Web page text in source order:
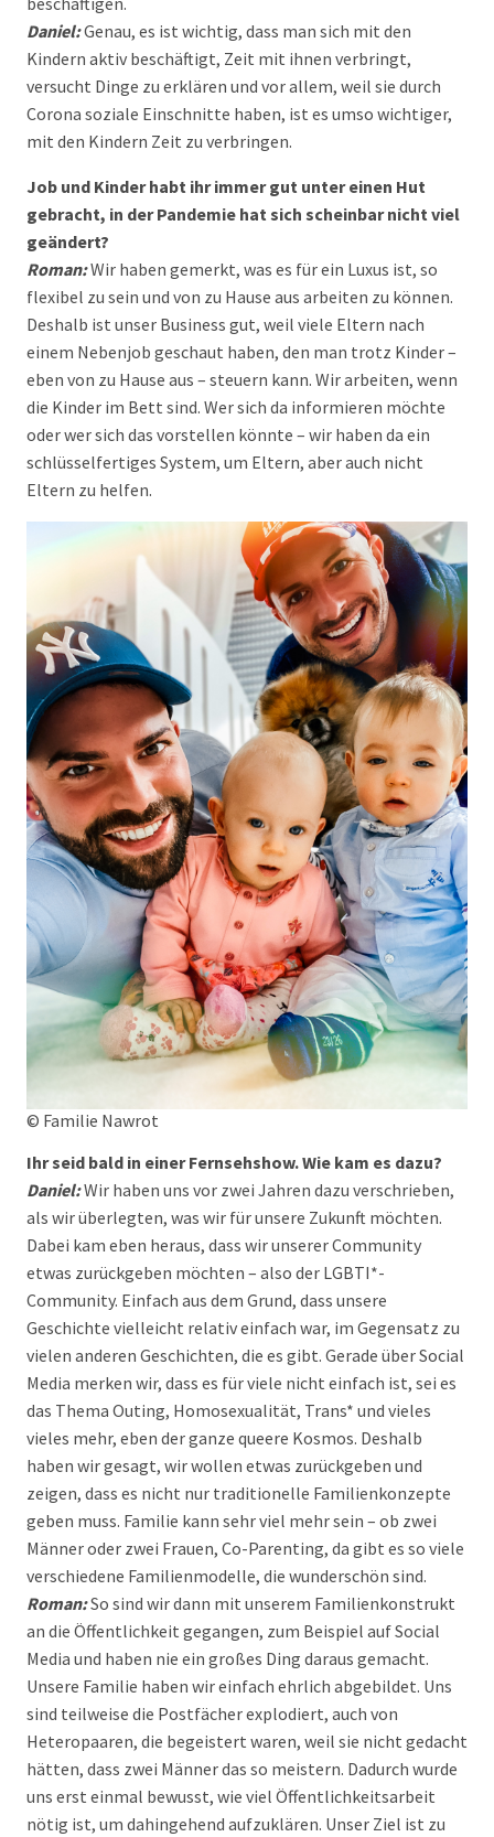
Daniel:Genau, es ist wichtig, dass man sich mit den
Kindern aktiv beschäftigt, Zeit mit ihnen verbringt,
versucht Dinge zu erklären und vor allem, weil sie durch
Corona soziale Einschnitte haben, ist es umso wichtiger,
mit den Kindern Zeit zu verbringen.
Job und Kinder habt ihr immer gut unter einen Hut
gebracht, in der Pandemie hat sich scheinbar nicht viel
geändert?
Roman:Wir haben gemerkt, was es für ein Luxus ist, so
flexibel zu sein und von zu Hause aus arbeiten zu können.
Deshalb ist unser Business gut, weil viele Eltern nach
einem Nebenjob geschaut haben, den man trotz Kinder –
eben von zu Hause aus – steuern kann. Wir arbeiten, wenn
die Kinder im Bett sind. Wer sich da informieren möchte
oder wer sich das vorstellen könnte – wir haben da ein
schlüsselfertiges System, um Eltern, aber auch nicht
Eltern zu helfen.
© Familie Nawrot
Ihr seid bald in einer Fernsehshow. Wie kam es dazu?
Daniel:Wir haben uns vor zwei Jahren dazu verschrieben,
als wir überlegten, was wir für unsere Zukunft möchten.
Dabei kam eben heraus, dass wir unserer Community
etwas zurückgeben möchten – also der LGBTI*-
Community. Einfach aus dem Grund, dass unsere
Geschichte vielleicht relativ einfach war, im Gegensatz zu
vielen anderen Geschichten, die es gibt. Gerade über Social
Media merken wir, dass es für viele nicht einfach ist, sei es
das Thema Outing, Homosexualität, Trans* und vieles
vieles mehr, eben der ganze queere Kosmos. Deshalb
haben wir gesagt, wir wollen etwas zurückgeben und
zeigen, dass es nicht nur traditionelle Familienkonzepte
geben muss. Familie kann sehr viel mehr sein – ob zwei
Männer oder zwei Frauen, Co-Parenting, da gibt es so viele
verschiedene Familienmodelle, die wunderschön sind.
Roman:So sind wir dann mit unserem Familienkonstrukt
an die Öffentlichkeit gegangen, zum Beispiel auf Social
Media und haben nie ein großes Ding daraus gemacht.
Unsere Familie haben wir einfach ehrlich abgebildet. Uns
sind teilweise die Postfächer explodiert, auch von
Heteropaaren, die begeistert waren, weil sie nicht gedacht
hätten, dass zwei Männer das so meistern. Dadurch wurde
uns erst einmal bewusst, wie viel Öffentlichkeitsarbeit
nötig ist, um dahingehend aufzuklären. Unser Ziel ist zu